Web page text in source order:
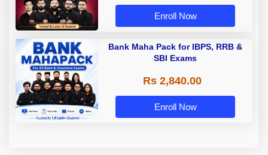
Enroll Now
Bank Maha Pack for IBPS, RRB &
SBI Exams
Rs 2,840.00
Enroll Now